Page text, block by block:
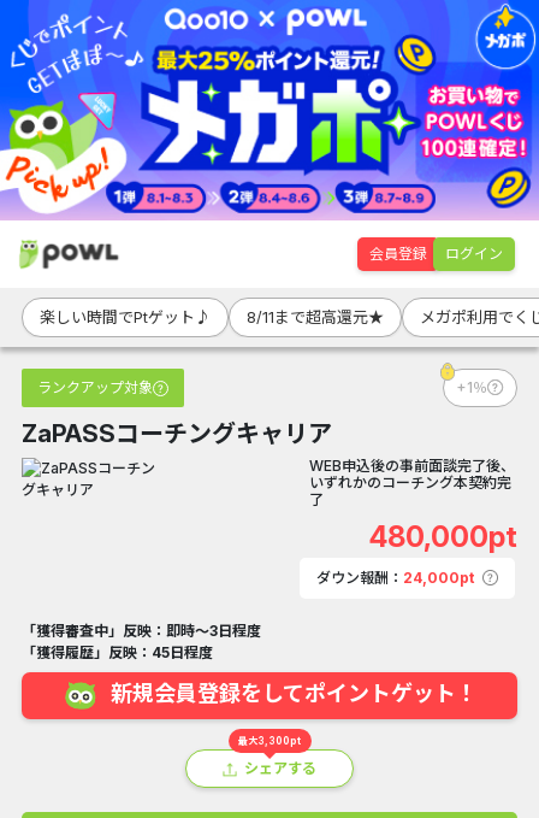
会員登録 ログイン
楽しい時間でPtゲット♪ 8/11まで超高還元★ メガポ利用でく
ランクアップ対象 +1％
ZaPASSコーチングキャリア
WEB申込後の事前面談完了後、
いずれかのコーチング本契約完
了
480,000pt
ダウン報酬： 24,000pt
「獲得審査中」反映：即時～3日程度
「獲得履歴」反映：45日程度
新規会員登録をしてポイントゲット！
最大3,300pt
シェアする